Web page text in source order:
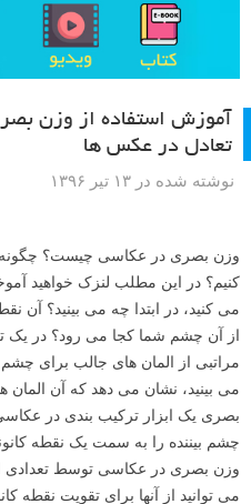
آموزش استفاده از وزن
تعادل در عکس ها
نوشته شده در ۱۳ تیر ۱۳۹۶